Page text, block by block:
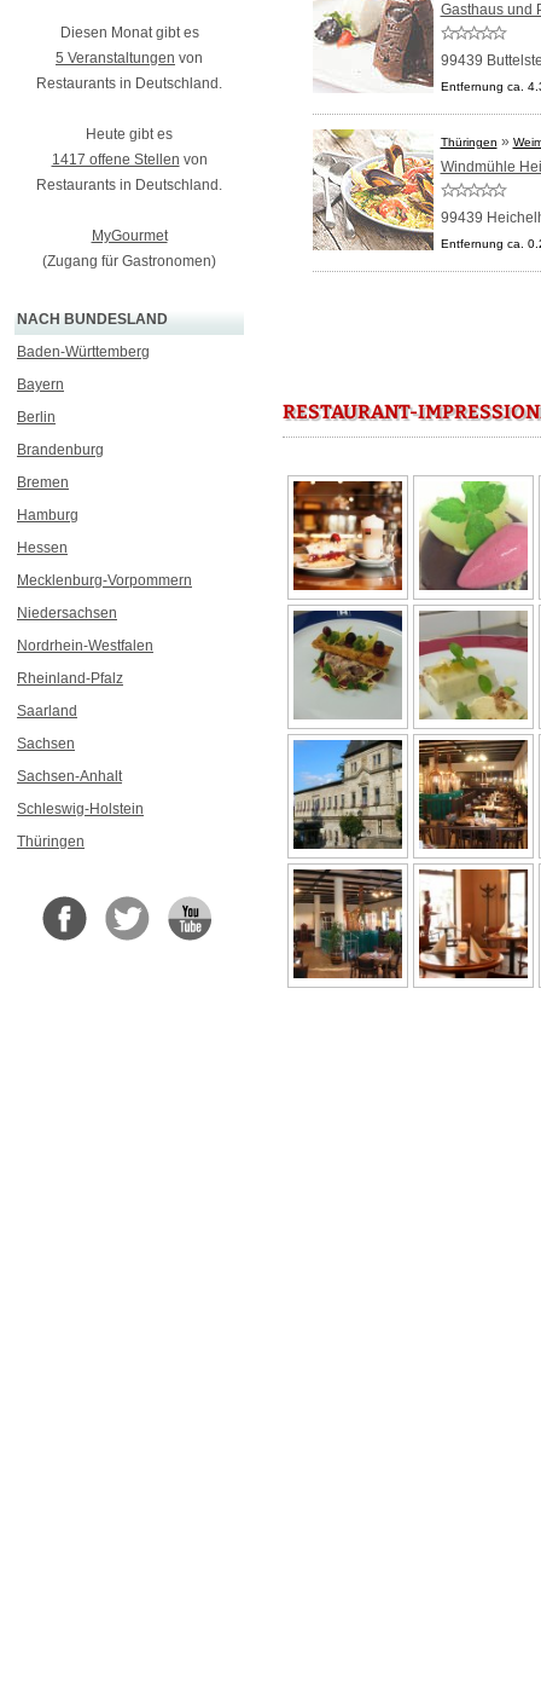
Diesen Monat gibt es
5 Veranstaltungen von
Restaurants in Deutschland.
Heute gibt es
1417 offene Stellen von
Restaurants in Deutschland.
MyGourmet
(Zugang für Gastronomen)
NACH BUNDESLAND
Baden-Württemberg
Bayern
Berlin
Brandenburg
Bremen
Hamburg
Hessen
Mecklenburg-Vorpommern
Niedersachsen
Nordrhein-Westfalen
Rheinland-Pfalz
Saarland
Sachsen
Sachsen-Anhalt
Schleswig-Holstein
Thüringen
Gasthaus und
99439
Entfernung ca.
Thüringen »
Windmühle
99439
Entfernung ca.
RESTAURANT-